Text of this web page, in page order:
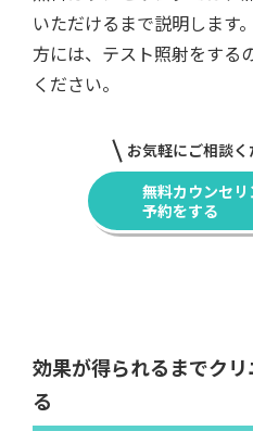
いただけるまで説明します
方には、テスト照射をする
ください。
お気軽にご相談
無料カウンセリ
予約をする
効果が得られるまでク
る